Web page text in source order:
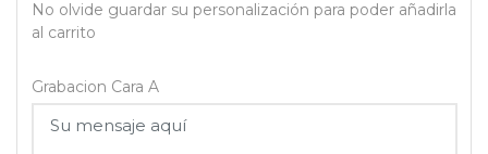
No olvide guardar su personalización para poder añadirla
al carrito
Grabacion Cara A